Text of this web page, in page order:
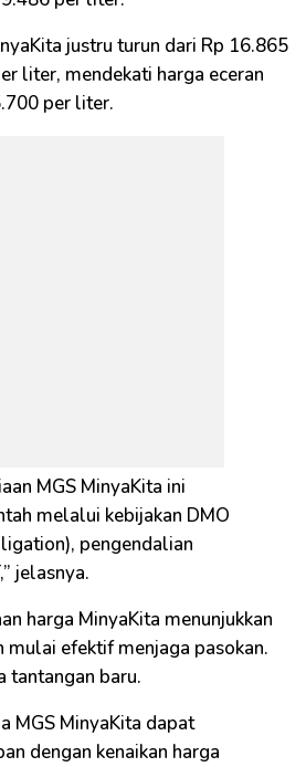
justru turun dari Rp 16.865
liter, mendekati harga eceran
per liter.
MGS MinyaKita ini
melalui kebijakan DMO
pengendalian
jelasnya.
harga MinyaKita menunjukkan
mulai efektif menjaga pasokan.
tantangan baru.
MGS MinyaKita dapat
dengan kenaikan harga